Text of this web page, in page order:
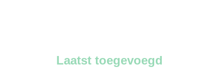
Laatst toegevoegd